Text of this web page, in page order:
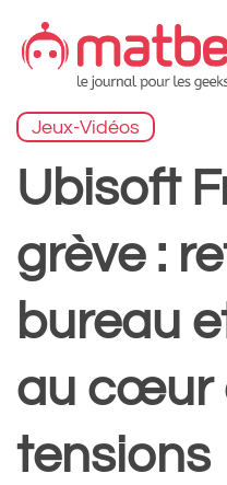
contenu
Jeux-Vidéos
Ubisoft
grève :
bureau
au cœur
tensions